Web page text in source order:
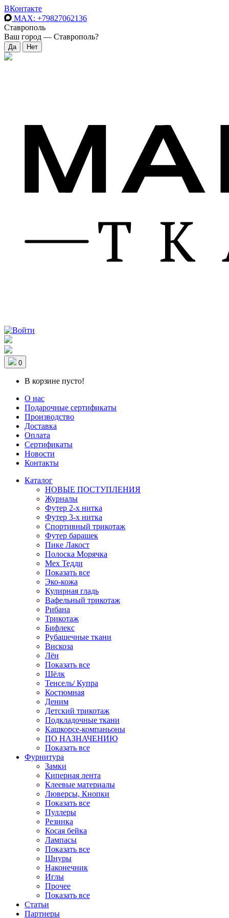
ВКонтакте
MAX: +79827062136
Ставрополь
Ваш город — Ставрополь?
0
В корзине пусто!
О нас
Подарочные сертификаты
Производство
Доставка
Оплата
Сертификаты
Новости
Контакты
Каталог
НОВЫЕ ПОСТУПЛЕНИЯ
Журналы
Футер 2-х нитка
Футер 3-х нитка
Спортивный трикотаж
Футер барашек
Пике Лакост
Полоска Морячка
Мех Тедди
Показать все
Эко-кожа
Кулирная гладь
Вафельный трикотаж
Рибана
Трикотаж
Бифлекс
Рубашечные ткани
Вискоза
Лён
Показать все
Шёлк
Тенсель/ Купра
Костюмная
Деним
Детский трикотаж
Подкладочные ткани
Кашкорсе-компаньоны
ПО НАЗНАЧЕНИЮ
Показать все
Фурнитура
Замки
Киперная лента
Клеевые материалы
Люверсы, Кнопки
Показать все
Пуллеры
Резинка
Косая бейка
Лампасы
Показать все
Шнуры
Наконечник
Иглы
Прочее
Показать все
Статьи
Партнеры